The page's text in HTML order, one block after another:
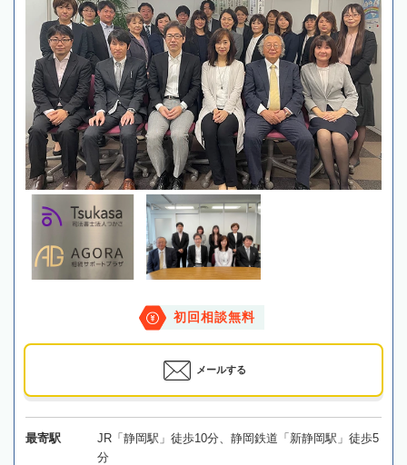
初回相談無料
メールする
最寄駅
JR「静岡駅」徒歩10分、静岡鉄道「新静岡駅」徒歩5
分